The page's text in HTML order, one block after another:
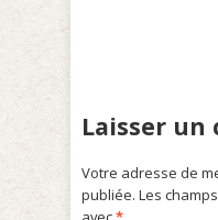
Laisser un
Votre adresse de
publiée. Les